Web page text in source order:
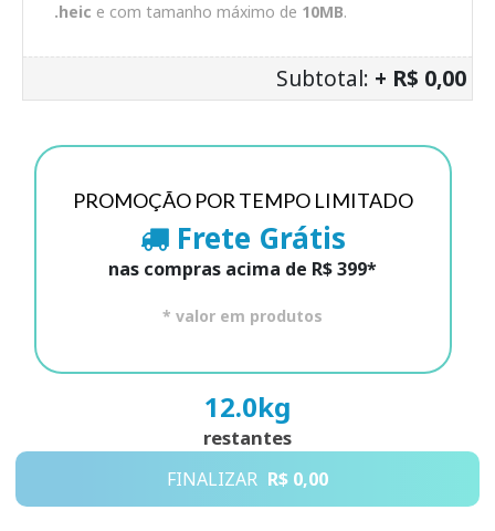
.heic e com tamanho máximo de 10MB.
Subtotal: + R$ 0,00
PROMOÇÃO POR TEMPO LIMITADO
Frete Grátis
nas compras acima de R$ 399*
* valor em produtos
12.0kg
restantes
FINALIZAR R$ 0,00